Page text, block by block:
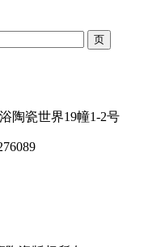
陶瓷世界19幢1-2号